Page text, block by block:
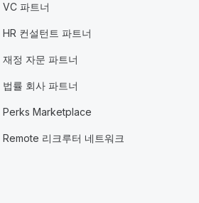
VC 파트너
HR 컨설턴트 파트너
재정 자문 파트너
법률 회사 파트너
Perks Marketplace
Remote 리크루터 네트워크